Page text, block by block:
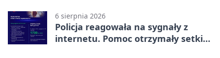
6 sierpnia 2026
Policja reagowała na sygnały z
internetu. Pomoc otrzymały setki